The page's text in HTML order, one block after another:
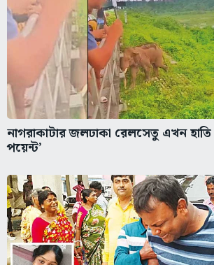
নাগরাকাটার জলঢাকা রেলসেতু এখন হাতি
পয়েন্ট’